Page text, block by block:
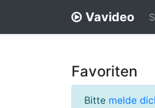
Vavideo
Favoriten
Bitte melde